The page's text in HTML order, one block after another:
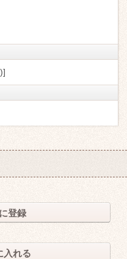
登録
入れる